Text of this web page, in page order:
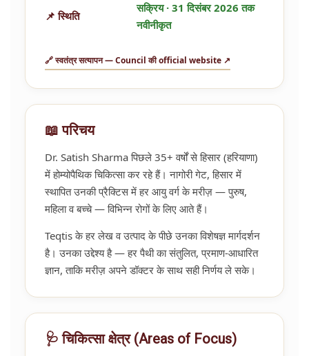
📌 स्थिति
सक्रिय · 31 दिसंबर 2026 तक
नवीनीकृत
🔗 स्वतंत्र सत्यापन — Council की official website ↗
📖 परिचय
Dr. Satish Sharma पिछले 35+ वर्षों से हिसार (हरियाणा)
में होम्योपैथिक चिकित्सा कर रहे हैं। नागोरी गेट, हिसार में
स्थापित उनकी प्रैक्टिस में हर आयु वर्ग के मरीज़ — पुरुष,
महिला व बच्चे — विभिन्न रोगों के लिए आते हैं।
Teqtis के हर लेख व उत्पाद के पीछे उनका विशेषज्ञ मार्गदर्शन
है। उनका उद्देश्य है — हर पैथी का संतुलित, प्रमाण-आधारित
ज्ञान, ताकि मरीज़ अपने डॉक्टर के साथ सही निर्णय ले सके।
🩺 चिकित्सा क्षेत्र (Areas of Focus)